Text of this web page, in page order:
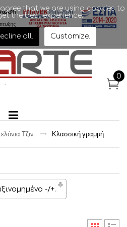
.
.
0
.
Τζιν. Κλασσική γραμμή
-/+.
that we are using cookies to
the best experience.
all. Customize.